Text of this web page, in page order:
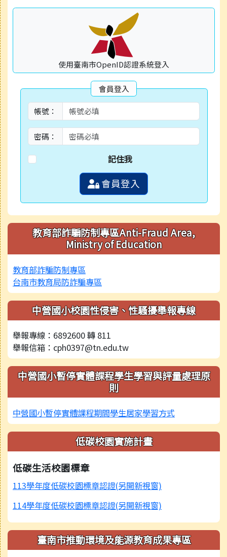
使用臺南市OpenID認證系統登入
會員登入
帳號：
密碼：
記住我
會員登入
教育部詐騙防制專區Anti-Fraud Area,
Ministry of Education
教育部詐騙防制專區
台南市教育局防詐騙專區
中營國小校園性侵害、性騷擾舉報專線
舉報專線：6892600 轉 811
舉報信箱：cph0397@tn.edu.tw
中營國小暫停實體課程學生學習與評量處理原
則
中營國小暫停實體課程期間學生居家學習方式
低碳校園實施計畫
低碳生活校園標章
113學年度低碳校園標章認證(另開新視窗)
114學年度低碳校園標章認證(另開新視窗)
臺南市推動環境及能源教育成果專區